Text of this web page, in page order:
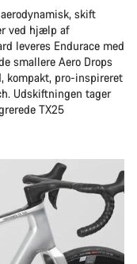
skift
ved hjælp af
leveres Endurace med
smallere Aero Drops
kompakt, pro-inspireret
Udskiftningen tager
TX25